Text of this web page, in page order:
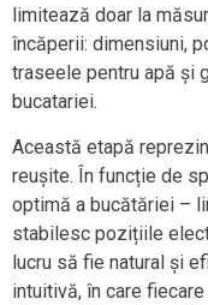
limitează doar la
încăperii: dimensiuni,
traseele pentru apă și
bucatariei.
Această etapă
reușite. În funcție de
optimă a bucătăriei –
stabilesc pozițiile
lucru să fie natural și
intuitivă, în care